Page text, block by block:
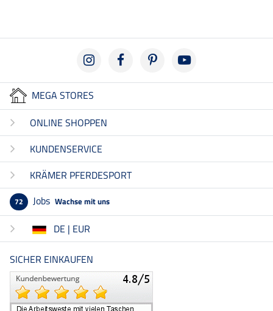
MEGA STORES
ONLINE SHOPPEN
KUNDENSERVICE
KRÄMER PFERDESPORT
72 Jobs Wachse mit uns
DE | EUR
SICHER EINKAUFEN